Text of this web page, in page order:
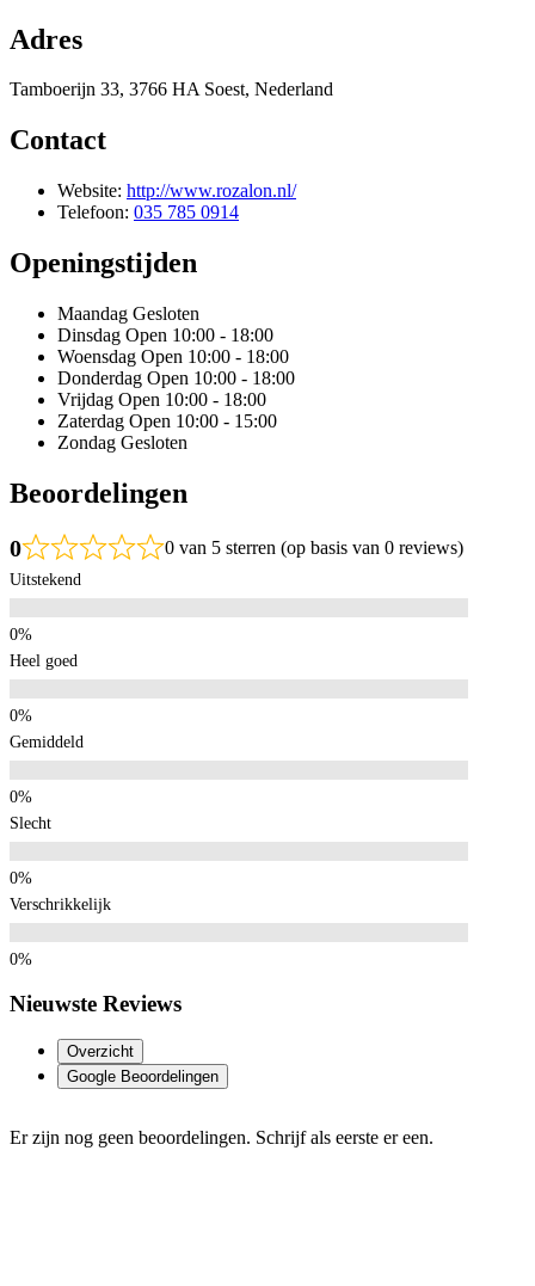
Adres
Tamboerijn 33, 3766 HA Soest, Nederland
Contact
Website: http://www.rozalon.nl/
Telefoon: 035 785 0914
Openingstijden
Maandag Gesloten
Dinsdag Open 10:00 - 18:00
Woensdag Open 10:00 - 18:00
Donderdag Open 10:00 - 18:00
Vrijdag Open 10:00 - 18:00
Zaterdag Open 10:00 - 15:00
Zondag Gesloten
Beoordelingen
0 0 van 5 sterren (op basis van 0 reviews)
Uitstekend
Heel goed
Gemiddeld
Slecht
Verschrikkelijk
Nieuwste Reviews
Overzicht
Google Beoordelingen
Er zijn nog geen beoordelingen. Schrijf als eerste er een.